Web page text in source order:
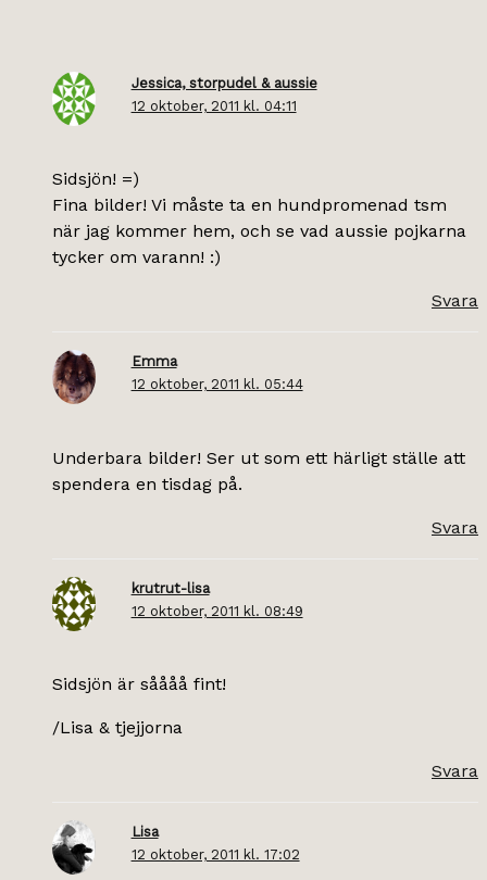
Jessica, storpudel & aussie
12 oktober, 2011 kl. 04:11
Sidsjön! =)
Fina bilder! Vi måste ta en hundpromenad tsm
när jag kommer hem, och se vad aussie pojkarna
tycker om varann! :)
Svara
Emma
12 oktober, 2011 kl. 05:44
Underbara bilder! Ser ut som ett härligt ställe att
spendera en tisdag på.
Svara
krutrut-lisa
12 oktober, 2011 kl. 08:49
Sidsjön är såååå fint!
/Lisa & tjejjorna
Svara
Lisa
12 oktober, 2011 kl. 17:02